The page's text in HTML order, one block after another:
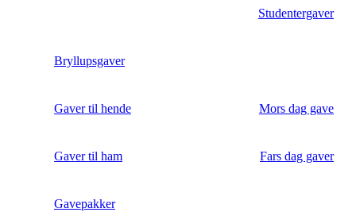
Studentergaver
Bryllupsgaver
Gaver til hende Mors dag gave
Gaver til ham Fars dag gaver
Gavepakker